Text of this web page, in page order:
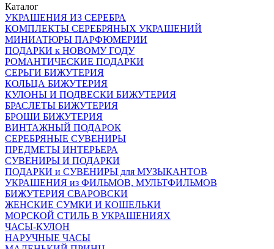
Каталог
УКРАШЕНИЯ ИЗ СЕРЕБРА
КОМПЛЕКТЫ СЕРЕБРЯНЫХ УКРАШЕНИЙ
МИНИАТЮРЫ ПАРФЮМЕРИИ
ПОДАРКИ к НОВОМУ ГОДУ
РОМАНТИЧЕСКИЕ ПОДАРКИ
СЕРЬГИ БИЖУТЕРИЯ
КОЛЬЦА БИЖУТЕРИЯ
КУЛОНЫ И ПОДВЕСКИ БИЖУТЕРИЯ
БРАСЛЕТЫ БИЖУТЕРИЯ
БРОШИ БИЖУТЕРИЯ
ВИНТАЖНЫЙ ПОДАРОК
СЕРЕБРЯНЫЕ СУВЕНИРЫ
ПРЕДМЕТЫ ИНТЕРЬЕРА
СУВЕНИРЫ И ПОДАРКИ
ПОДАРКИ и СУВЕНИРЫ для МУЗЫКАНТОВ
УКРАШЕНИЯ из ФИЛЬМОВ, МУЛЬТФИЛЬМОВ
БИЖУТЕРИЯ СВАРОВСКИ
ЖЕНСКИЕ СУМКИ И КОШЕЛЬКИ
МОРСКОЙ СТИЛЬ В УКРАШЕНИЯХ
ЧАСЫ-КУЛОН
НАРУЧНЫЕ ЧАСЫ